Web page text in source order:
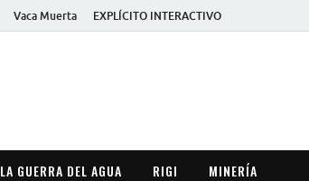
Vaca Muerta EXPLÍCITO INTERACTIVO
LA GUERRA DEL AGUA RIGI MINERÍA